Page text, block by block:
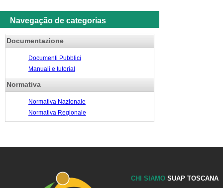
Navegação de categorias
Documentazione
Documenti Pubblici
Manuali e tutorial
Normativa
Normativa Nazionale
Normativa Regionale
CHI SIAMOSUAP TOSCANA